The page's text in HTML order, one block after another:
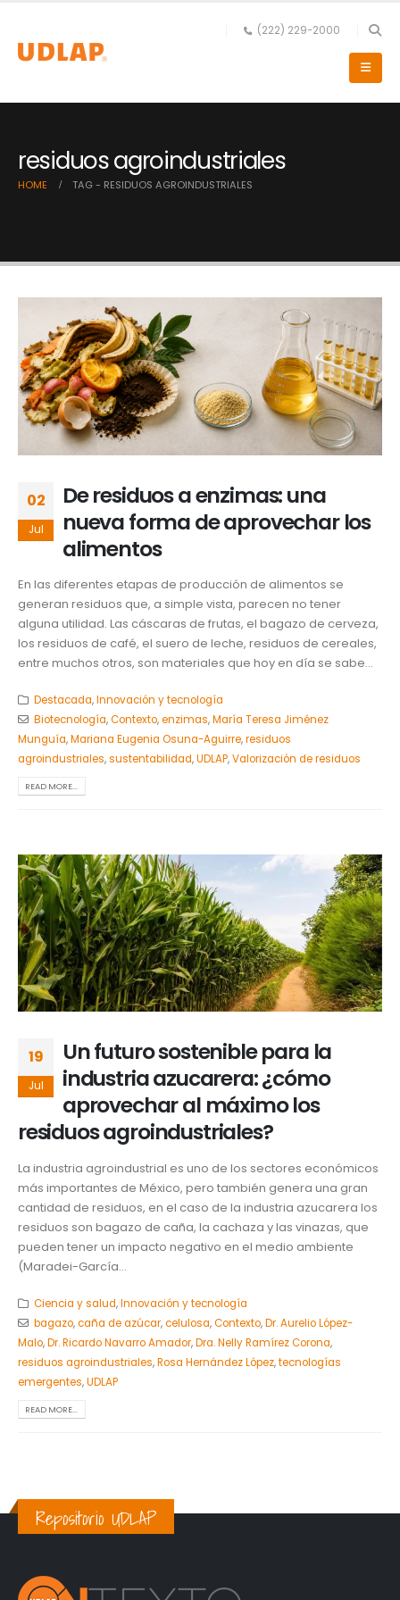
(222) 229-2000
residuos agroindustriales
HOME TAG - RESIDUOS AGROINDUSTRIALES
02
Jul
De residuos a enzimas: una
nueva forma de aprovechar los
alimentos
En las diferentes etapas de producción de alimentos se
generan residuos que, a simple vista, parecen no tener
alguna utilidad. Las cáscaras de frutas, el bagazo de cerveza,
los residuos de café, el suero de leche, residuos de cereales,
entre muchos otros, son materiales que hoy en día se sabe...
Destacada,Innovación y tecnología
Biotecnología,Contexto,enzimas,María Teresa Jiménez
Munguía,Mariana Eugenia Osuna-Aguirre,residuos
agroindustriales,sustentabilidad,UDLAP,Valorización de residuos
READ MORE...
19
Jul
Un futuro sostenible para la
industria azucarera: ¿cómo
aprovechar al máximo los
residuos agroindustriales?
La industria agroindustrial es uno de los sectores económicos
más importantes de México, pero también genera una gran
cantidad de residuos, en el caso de la industria azucarera los
residuos son bagazo de caña, la cachaza y las vinazas, que
pueden tener un impacto negativo en el medio ambiente
(Maradei-García...
Ciencia y salud,Innovación y tecnología
bagazo,caña de azúcar,celulosa,Contexto,Dr. Aurelio López-
Malo,Dr. Ricardo Navarro Amador,Dra. Nelly Ramírez Corona,
residuos agroindustriales,Rosa Hernández López,tecnologías
emergentes,UDLAP
READ MORE...
Repositorio UDLAP